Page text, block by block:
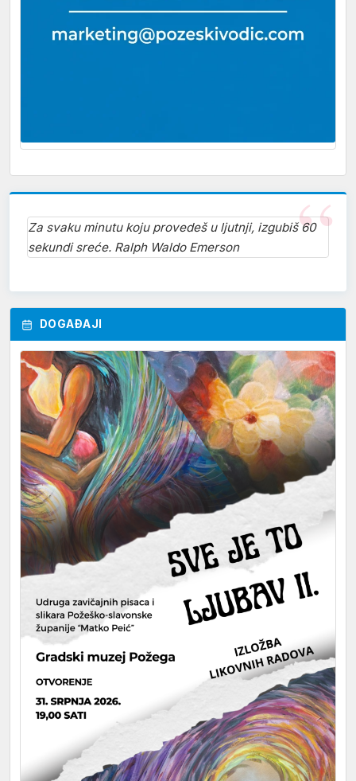
Za svaku minutu koju provedeš u ljutnji, izgubiš 60
sekundi sreće. Ralph Waldo Emerson
DOGAĐAJI